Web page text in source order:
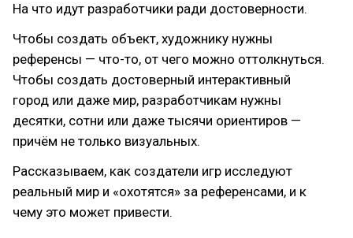
На что идут разработчики ради достоверности.
Чтобы создать объект, художнику нужны
референсы — что-то, от чего можно оттолкнуться.
Чтобы создать достоверный интерактивный
город или даже мир, разработчикам нужны
десятки, сотни или даже тысячи ориентиров —
причём не только визуальных.
Рассказываем, как создатели игр исследуют
реальный мир и «охотятся» за референсами, и к
чему это может привести.